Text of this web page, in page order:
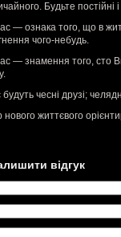
Будьте постійні
— ознака того, що в
чого-небудь.
— знамення того, сто
чесні друзі;
нового життєвого
відгук